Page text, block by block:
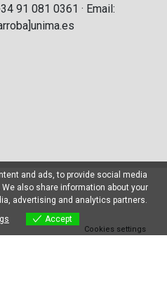
91 081 0361 · Email:
and ads, to provide social media
also share information about your
advertising and analytics partners.
Accept
Cookies settings